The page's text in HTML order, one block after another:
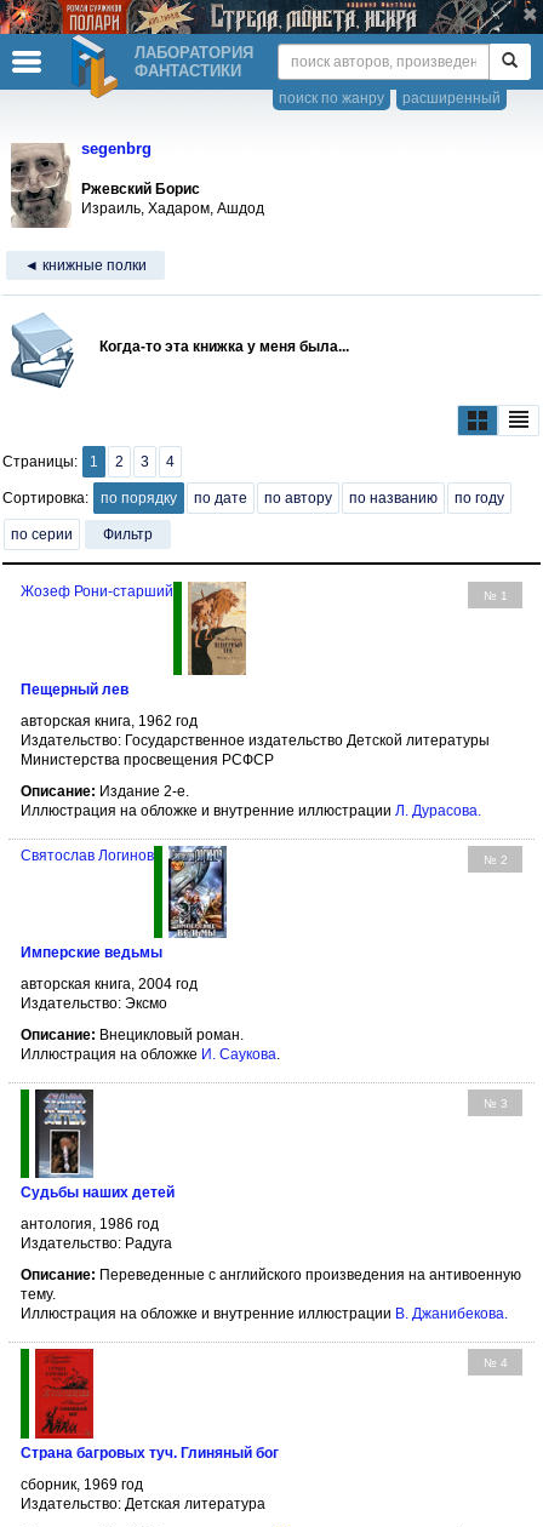
ЛАБОРАТОРИЯ
ФАНТАСТИКИ
расширенный
поиск по жанру
segenbrg
Ржевский Борис
Израиль, Хадаром, Ашдод
◄ книжные полки
Когда-то эта книжка у меня была...
Страницы: 1 2 3 4
Сортировка: по порядку по дате по автору по названию по году
по серии Фильтр
№ 1
Жозеф Рони-старший
Пещерный лев
авторская книга, 1962 год
Издательство: Государственное издательство Детской литературы
Министерства просвещения РСФСР
Описание: Издание 2-е.
Иллюстрация на обложке и внутренние иллюстрации Л. Дурасова
№ 2
Святослав Логинов
Имперские ведьмы
авторская книга, 2004 год
Издательство: Эксмо
Описание: Внецикловый роман.
Иллюстрация на обложке И. Саукова
№ 3
Судьбы наших детей
антология, 1986 год
Издательство: Радуга
Описание: Переведенные с английского произведения на антивоенную
тему.
Иллюстрация на обложке и внутренние иллюстрации В. Джанибекова
№ 4
Страна багровых туч. Глиняный бог
сборник, 1969 год
Издательство: Детская литература